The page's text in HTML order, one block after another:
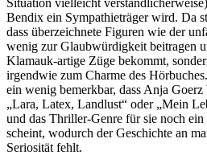
Bendix ein Sympathieträger wird. Da
dass überzeichnete Figuren wie der
wenig zur Glaubwürdigkeit beitragen
Klamauk-artige Züge bekommt,
irgendwie zum Charme des
ein wenig bemerkbar, dass Anja
„Lara, Latex, Landlust“ oder „Mein
und das Thriller-Genre für sie noch
scheint, wodurch der Geschichte an
Seriosität fehlt.